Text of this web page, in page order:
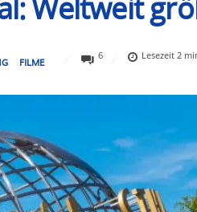
Weltweit
FILME
6 Lesezeit2